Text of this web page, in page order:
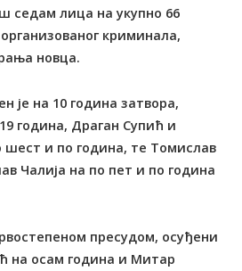
седам лица на укупно 66
криминала,
новца.
је на 10 година затвора,
година, Драган Супић и
шест и по година, те Томислав
Чалија на по пет и по година
пресудом, осуђени
на осам година и Митар